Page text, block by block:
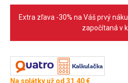
Extra zľava -30% na Váš prvý
započítaná v
Na splátky už od 31.40 €